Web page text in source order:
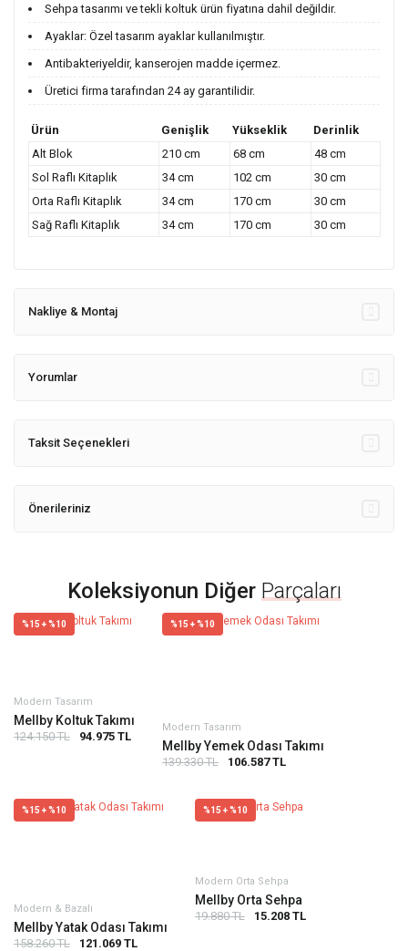
Sehpa tasarımı ve tekli koltuk ürün fiyatına dahil değildir.
Ayaklar: Özel tasarım ayaklar kullanılmıştır.
Antibakteriyeldir, kanserojen madde içermez.
Üretici firma tarafından 24 ay garantilidir.
Ürün Genişlik Yükseklik
Derinlik
Alt Blok
210 cm 68 cm
48 cm
Sol Raflı Kitaplık
34 cm 102 cm
30 cm
Orta Raflı Kitaplık
34 cm 170 cm
30 cm
Sağ Raflı Kitaplık
34 cm 170 cm 30 cm
Nakliye & Montaj
Yorumlar
Taksit Seçenekleri
Önerileriniz
Koleksiyonun Diğer Parçaları
%15 + %10
Modern Tasarım
Mellby Koltuk Takımı
124.150 TL 94.975 TL
%15 + %10
Modern Tasarım
Mellby Yemek Odası Takımı
139.330 TL 106.587 TL
%15 + %10
Modern & Bazalı
Mellby Yatak Odası Takımı
158.260 TL 121.069 TL
%15 + %10
Modern Orta Sehpa
Mellby Orta Sehpa
19.880 TL 15.208 TL